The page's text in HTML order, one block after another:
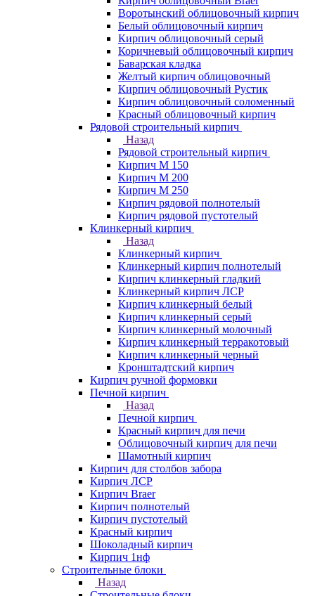
Воротынский облицовочный кирпич
Белый облицовочный кирпич
Кирпич облицовочный серый
Коричневый облицовочный кирпич
Баварская кладка
Желтый кирпич облицовочный
Кирпич облицовочный Рустик
Кирпич облицовочный соломенный
Красный облицовочный кирпич
Рядовой строительный кирпич
Назад
Рядовой строительный кирпич
Кирпич М 150
Кирпич М 200
Кирпич М 250
Кирпич рядовой полнотелый
Кирпич рядовой пустотелый
Клинкерный кирпич
Назад
Клинкерный кирпич
Клинкерный кирпич полнотелый
Кирпич клинкерный гладкий
Клинкерный кирпич ЛСР
Кирпич клинкерный белый
Кирпич клинкерный серый
Кирпич клинкерный молочный
Кирпич клинкерный терракотовый
Кирпич клинкерный черный
Кронштадтский кирпич
Кирпич ручной формовки
Печной кирпич
Назад
Печной кирпич
Красный кирпич для печи
Облицовочный кирпич для печи
Шамотный кирпич
Кирпич для столбов забора
Кирпич ЛСР
Кирпич Braer
Кирпич полнотелый
Кирпич пустотелый
Красный кирпич
Шоколадный кирпич
Кирпич 1нф
Строительные блоки
Назад